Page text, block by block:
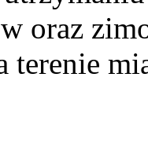
oraz
terenie